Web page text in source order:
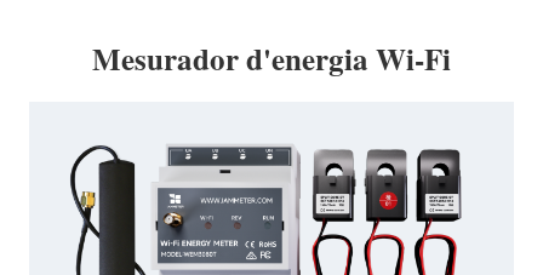
Mesurador d'energia Wi-Fi